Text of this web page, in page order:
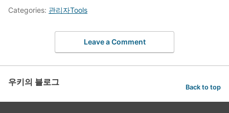
Categories: 관리자Tools
Leave a Comment
우키의 블로그 Back to top